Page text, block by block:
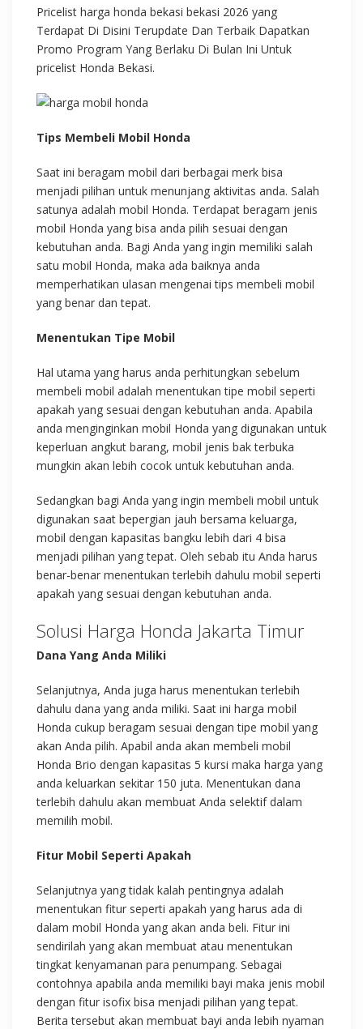
Pricelist harga honda bekasi bekasi 2026 yang
Terdapat Di Disini Terupdate Dan Terbaik Dapatkan
Promo Program Yang Berlaku Di Bulan Ini Untuk
pricelist Honda Bekasi.
Tips Membeli Mobil Honda
Saat ini beragam mobil dari berbagai merk bisa
menjadi pilihan untuk menunjang aktivitas anda. Salah
satunya adalah mobil Honda. Terdapat beragam jenis
mobil Honda yang bisa anda pilih sesuai dengan
kebutuhan anda. Bagi Anda yang ingin memiliki salah
satu mobil Honda, maka ada baiknya anda
memperhatikan ulasan mengenai tips membeli mobil
yang benar dan tepat.
Menentukan Tipe Mobil
Hal utama yang harus anda perhitungkan sebelum
membeli mobil adalah menentukan tipe mobil seperti
apakah yang sesuai dengan kebutuhan anda. Apabila
anda menginginkan mobil Honda yang digunakan untuk
keperluan angkut barang, mobil jenis bak terbuka
mungkin akan lebih cocok untuk kebutuhan anda.
Sedangkan bagi Anda yang ingin membeli mobil untuk
digunakan saat bepergian jauh bersama keluarga,
mobil dengan kapasitas bangku lebih dari 4 bisa
menjadi pilihan yang tepat. Oleh sebab itu Anda harus
benar-benar menentukan terlebih dahulu mobil seperti
apakah yang sesuai dengan kebutuhan anda.
Solusi Harga Honda Jakarta Timur
Dana Yang Anda Miliki
Selanjutnya, Anda juga harus menentukan terlebih
dahulu dana yang anda miliki. Saat ini harga mobil
Honda cukup beragam sesuai dengan tipe mobil yang
akan Anda pilih. Apabil anda akan membeli mobil
Honda Brio dengan kapasitas 5 kursi maka harga yang
anda keluarkan sekitar 150 juta. Menentukan dana
terlebih dahulu akan membuat Anda selektif dalam
memilih mobil.
Fitur Mobil Seperti Apakah
Selanjutnya yang tidak kalah pentingnya adalah
menentukan fitur seperti apakah yang harus ada di
dalam mobil Honda yang akan anda beli. Fitur ini
sendirilah yang akan membuat atau menentukan
tingkat kenyamanan para penumpang. Sebagai
contohnya apabila anda memiliki bayi maka jenis mobil
dengan fitur isofix bisa menjadi pilihan yang tepat.
Berita tersebut akan membuat bayi anda lebih nyaman